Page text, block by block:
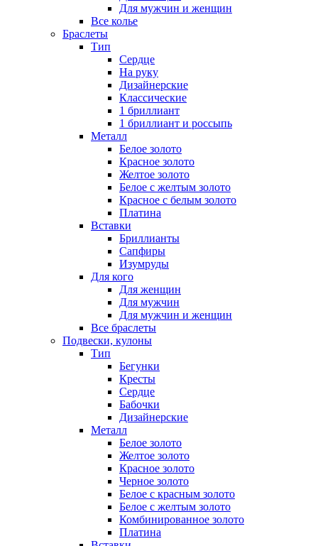
Для мужчин и женщин
Все колье
Браслеты
Тип
Сердце
На руку
Дизайнерские
Классические
1 бриллиант
1 бриллиант и россыпь
Металл
Белое золото
Красное золото
Желтое золото
Белое с желтым золото
Красное с белым золото
Платина
Вставки
Бриллианты
Сапфиры
Изумруды
Для кого
Для женщин
Для мужчин
Для мужчин и женщин
Все браслеты
Подвески, кулоны
Тип
Бегунки
Кресты
Сердце
Бабочки
Дизайнерские
Металл
Белое золото
Желтое золото
Красное золото
Черное золото
Белое с красным золото
Белое с желтым золото
Комбинированное золото
Платина